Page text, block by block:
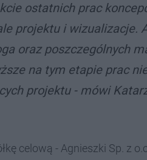
ostatnich prac
projektu i wizualizacje.
oraz poszczególnych
na tym etapie prac
projektu - mówi
celową - Agnieszki Sp. z